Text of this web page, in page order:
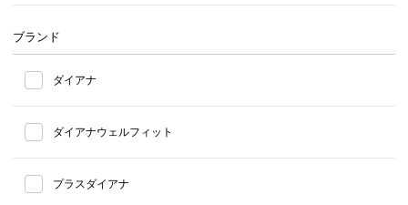
ブランド
ダイアナ
ダイアナウェルフィット
プラスダイアナ